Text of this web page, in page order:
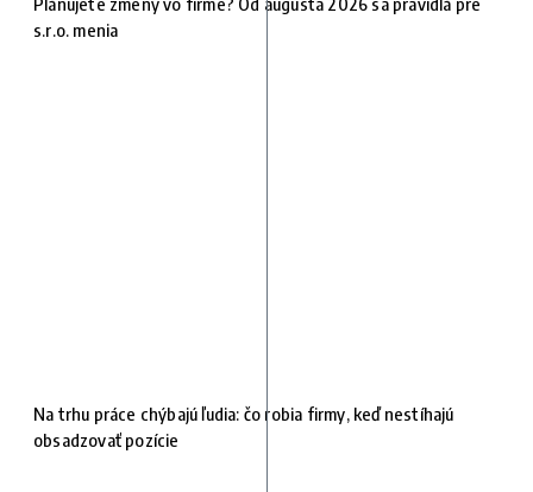
s.r.o. menia
Na trhu práce chýbajú ľudia: čo robia firmy, keď nestíhajú
obsadzovať pozície